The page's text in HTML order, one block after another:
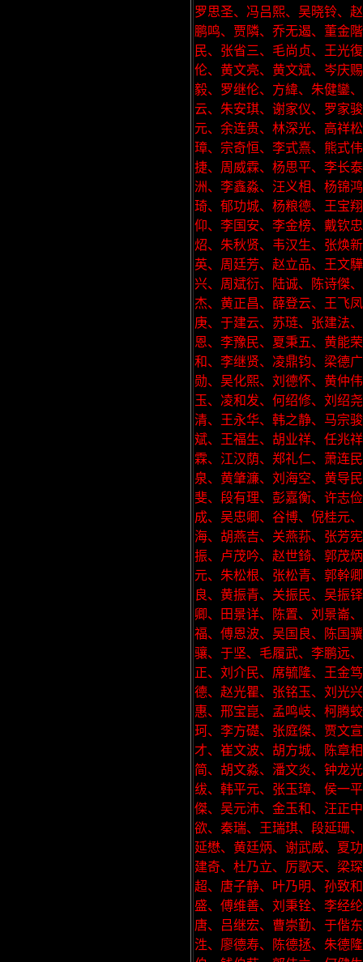
罗思圣、冯吕熙、吴晓铃、
鹏鸣、贾隣、乔无遏、董金
民、张省三、毛尚贞、王光
伦、黄文亮、黄文斌、岑庆
毅、罗继伦、方緯、朱健鑾
云、朱安琪、谢家仪、罗家
元、余连贵、林深光、高祥
璋、宗奇恒、李式熹、熊式
捷、周威霖、杨思平、李长
洲、李鑫淼、汪义相、杨锦
琦、郁功城、杨粮德、王宝
仰、李国安、李金榜、戴钦
炤、朱秋贤、韦汉生、张焕
英、周廷芳、赵立品、王文
兴、周斌衍、陆诚、陈诗傑
杰、黄正昌、薛登云、王飞
庚、于建云、苏琏、张建法
恩、李豫民、夏秉五、黄能
和、李继贤、凌鼎钧、梁德
勋、吴化熙、刘德怀、黄仲
玉、凌和发、何绍修、刘绍
清、王永华、韩之静、马宗
斌、王福生、胡业祥、任兆
霖、江汉荫、郑礼仁、萧连
泉、黄肇濂、刘海空、黄导
斐、段有理、彭嘉衡、许志
成、吴忠卿、谷博、倪桂元
海、胡燕吉、关燕荪、张芳
振、卢茂吟、赵世錡、郭茂
元、朱松根、张松青、郭幹
良、黄振青、关振民、吴振
卿、田景详、陈置、刘景崙
福、傅恩波、吴国良、陈国
骧、于坚、毛履武、李鹏远
正、刘介民、席毓隆、王金
德、赵光瞿、张铭玉、刘光
惠、邢宝崑、孟鸣岐、柯腾
珂、李方礎、张庭傑、贾文
才、崔文波、胡方城、陈章
简、胡文淼、潘文炎、钟龙
绂、韩平元、张玉璋、侯一
傑、吴元沛、金玉和、汪正
欲、秦瑞、王瑞琪、段延珊
延懋、黄廷炳、谢武威、夏
建奇、杜乃立、厉歌天、梁
超、唐子静、叶乃明、孙致
盛、傅维善、刘秉铨、李经
唐、吕继宏、曹崇勤、于偕
泩、廖德寿、陈德拯、朱德